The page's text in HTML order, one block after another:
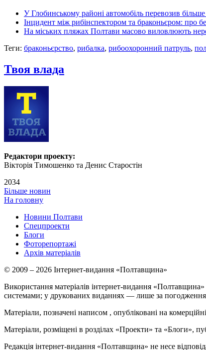
У Глобинському районі автомобіль перевозив
Інцидент між рибінспектором та браконьєром: про
На міських пляжах Полтави масово виловлюють
Теги: браконьєрство, рибалка, рибоохоронний патруль,
Твоя влада
Редактори проекту:
Вікторія Тимошенко та Денис Старостін
2034
Більше новин
На головну
Новини Полтави
Спецпроекти
Блоги
Фоторепортажі
Архів матеріалів
© 2009 – 2026 Інтернет-видання «Полтавщина»
Використання матеріалів інтернет-видання
системами; у друкованих виданнях — лише за
Матеріали, позначені написом , опубліковані на
Матеріали, розміщені в розділах «Проекти» та «Блоги»,
Редакція інтернет-видання «Полтавщина» не несе